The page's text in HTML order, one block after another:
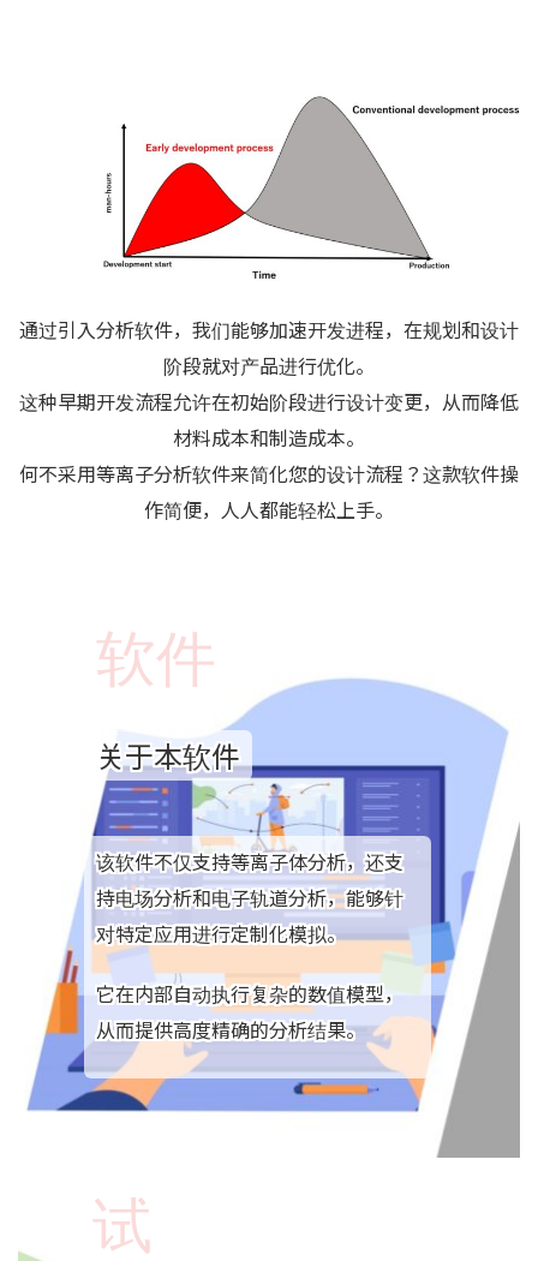
通过引入分析软件，我们能够加速开发进程，在规划和设计
阶段就对产品进行优化。
这种早期开发流程允许在初始阶段进行设计变更，从而降低
材料成本和制造成本。
何不采用等离子分析软件来简化您的设计流程？这款软件操
作简便，人人都能轻松上手。
软件
关于本软件
该软件不仅支持等离子体分析，还支
持电场分析和电子轨道分析，能够针
对特定应用进行定制化模拟。
它在内部自动执行复杂的数值模型，
从而提供高度精确的分析结果。
试